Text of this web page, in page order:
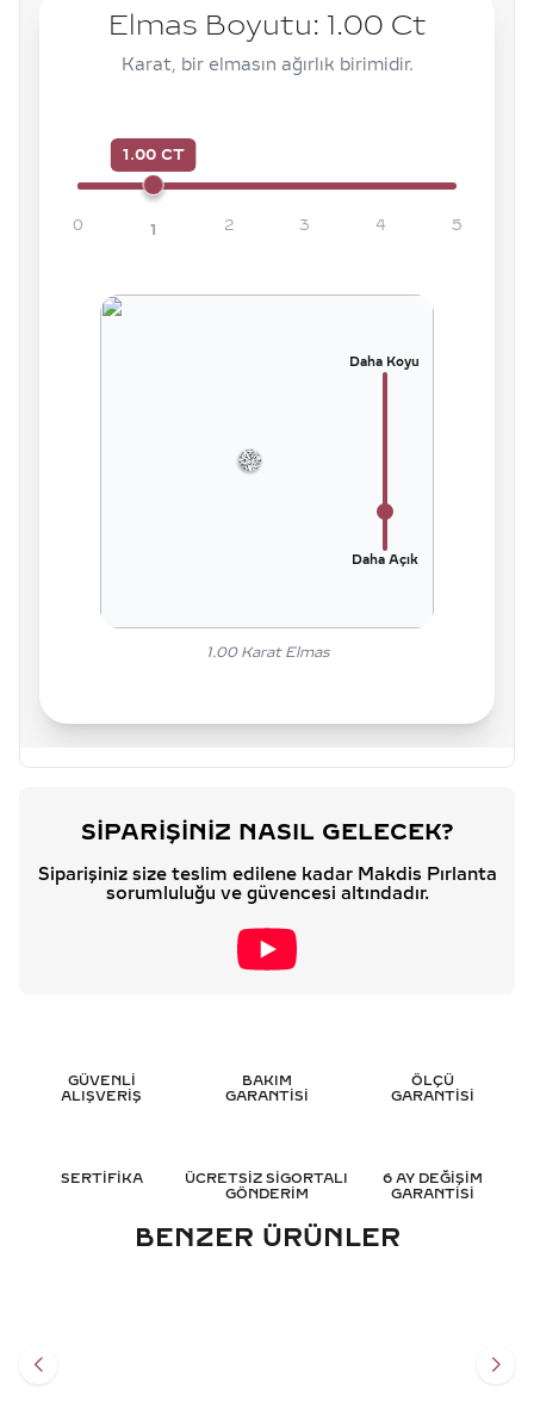
Elmas Boyutu: 1.00 Ct
Karat, bir elmasın ağırlık birimidir.
1.00 CT
0 1 2 3 4 5
Daha Koyu
Daha Açık
1.00Karat Elmas
SIPARIŞINIZ NASIL GELECEK?
Siparişiniz size teslim edilene kadar Makdis Pırlanta
sorumluluğu ve güvencesi altındadır.
GÜVENLİ
ALIŞVERİŞ
BAKIM
GARANTİSİ
ÖLÇÜ
GARANTİSİ
SERTİFİKA
ÜCRETSİZ SİGORTALI
GÖNDERİM
6 AY DEĞİŞİM
GARANTİSİ
BENZER ÜRÜNLER